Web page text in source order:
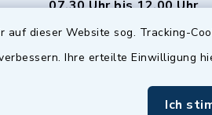
auf dieser Website sog. Tracking-
Ihre erteilte Einwilligung
Ich
07.30 Uhr bis 12.00 Uhr
Dienstag zusätzlich:
16.30 bis 18.00 Uhr -
nur mit Termin